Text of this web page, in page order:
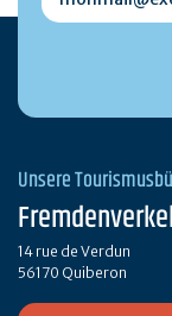
Unsere
14 rue de Verdun
56170 Quiberon